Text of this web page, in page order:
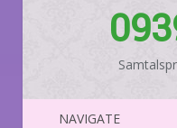
NAVIGATE